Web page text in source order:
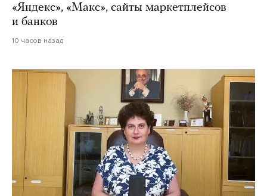
«Яндекс», «Макс», сайты маркетплейсов
и банков
10 часов назад